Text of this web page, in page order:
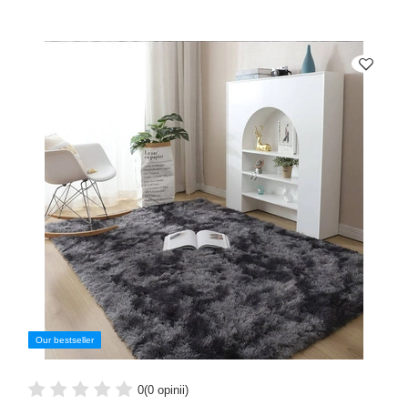
Our bestseller
0(0 opinii)